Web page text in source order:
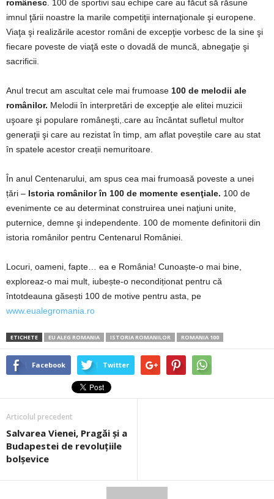
românesc . 100 de sportivi sau echipe care au făcut să răsune
imnul ţării noastre la marile competiţii internaţionale şi europene.
Viaţa şi realizările acestor români de excepţie vorbesc de la sine şi
fiecare poveste de viaţă este o dovadă de muncă, abnegaţie şi
sacrificii.
Anul trecut am ascultat cele mai frumoase 100 de melodii ale
românilor. Melodii în interpretări de excepţie ale elitei muzicii
uşoare şi populare româneşti,.care au încântat sufletul multor
generaţii şi care au rezistat în timp, am aflat poveștile care au stat
în spatele acestor creații nemuritoare.
În anul Centenarului, am spus cea mai frumoasă poveste a unei
țări – Istoria românilor în 100 de momente esenţiale. 100 de
evenimente ce au determinat construirea unei naţiuni unite,
puternice, demne şi independente. 100 de momente definitorii din
istoria românilor pentru Centenarul României.
Locuri, oameni, fapte… ea e România! Cunoaște-o mai bine,
exploreaz-o mai mult, iubește-o necondiționat pentru că
întotdeauna găsești 100 de motive pentru asta, pe
www.eualegromania.ro
ETICHETE EU ALEG ROMANIA ISTORIA ROMANILOR ROMANIA 100
Facebook Twitter
Articolul precedent
Salvarea Vienei, Pragăi şi a
Budapestei de revoluţiile
bolşevice